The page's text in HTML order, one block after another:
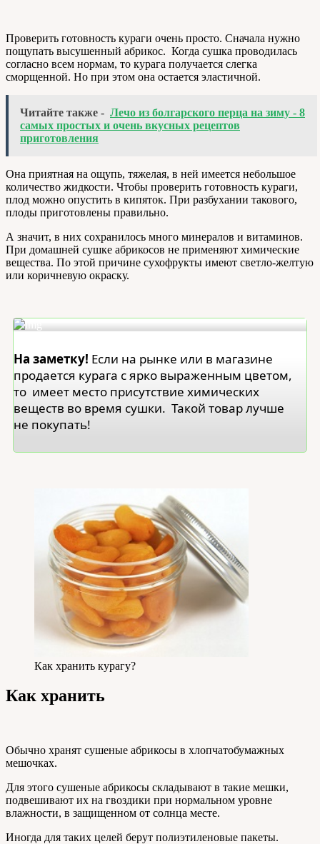
Проверить готовность кураги очень просто. Сначала нужно
пощупать высушенный абрикос. Когда сушка проводилась
согласно всем нормам, то курага получается слегка
сморщенной. Но при этом она остается эластичной.
Читайте также - Лечо из болгарского перца на зиму - 8
самых простых и очень вкусных рецептов
приготовления
Она приятная на ощупь, тяжелая, в ней имеется небольшое
количество жидкости. Чтобы проверить готовность кураги,
плод можно опустить в кипяток. При разбухании такового,
плоды приготовлены правильно.
А значит, в них сохранилось много минералов и витаминов.
При домашней сушке абрикосов не применяют химические
вещества. По этой причине сухофрукты имеют светло-желтую
или коричневую окраску.
На заметку! Если на рынке или в магазине
продается курага с ярко выраженным цветом,
то имеет место присутствие химических
веществ во время сушки. Такой товар лучше
не покупать!
Как хранить курагу?
Как хранить
Обычно хранят сушеные абрикосы в хлопчатобумажных
мешочках.
Для этого сушеные абрикосы складывают в такие мешки,
подвешивают их на гвоздики при нормальном уровне
влажности, в защищенном от солнца месте.
Иногда для таких целей берут полиэтиленовые пакеты.